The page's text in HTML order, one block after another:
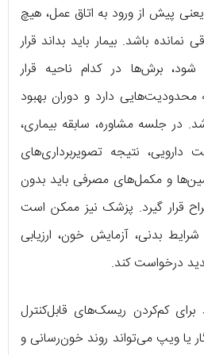
پیش از ورود به اتاق عمل، هیچ
باشد. بیمار باید بداند قرار
برش‌ها در کدام ناحیه قرار
محدودیت‌هایی دارد و دوران بهبود
در جلسه مشاوره، سابقه بیماری،
نتیجه تصویربرداری‌های
و مکمل‌های مصرفی باید بدون
قرار گیرد. پزشک نیز ممکن است
بدنی، آزمایش خون، ارزیابی
درخواست کند.
کم‌کردن ریسک‌های قابل‌کنترل
یا ویپ می‌تواند روند خون‌رسانی و